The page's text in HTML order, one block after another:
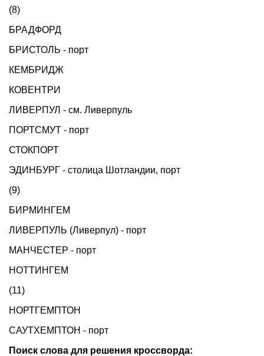
(8)
БРАДФОРД
БРИСТОЛЬ - порт
КЕМБРИДЖ
КОВЕНТРИ
ЛИВЕРПУЛ - см. Ливерпуль
ПОРТСМУТ - порт
СТОКПОРТ
ЭДИНБУРГ - столица Шотландии, порт
(9)
БИРМИНГЕМ
ЛИВЕРПУЛЬ (Ливерпул) - порт
МАНЧЕСТЕР - порт
НОТТИНГЕМ
(11)
НОРТГЕМПТОН
САУТХЕМПТОН - порт
Поиск слова для решения кроссворда: